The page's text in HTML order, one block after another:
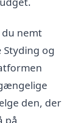
nemt
og
den, der